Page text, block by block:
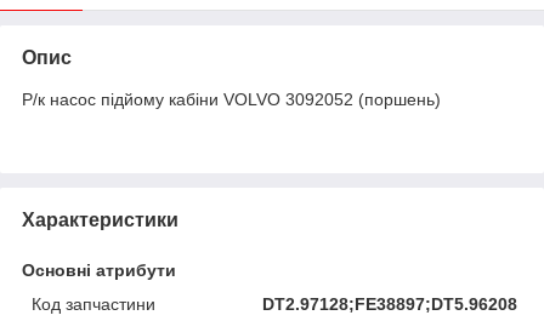
Опис
Р/к насос підйому кабіни VOLVO 3092052 (поршень)
Характеристики
Основні атрибути
Код запчастини
DT2.97128;FE38897;DT5.96208